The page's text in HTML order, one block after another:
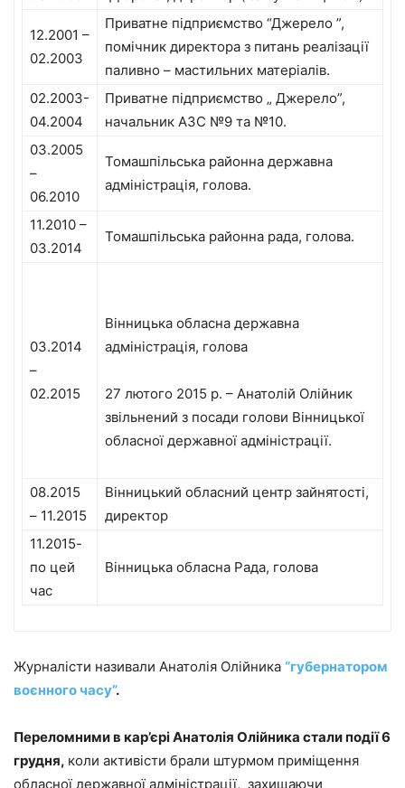
12.2001 –
02.2003
Приватне підприємство “Джерело ”,
помічник директора з питань реалізації
паливно – мастильних матеріалів.
02.2003-
04.2004
Приватне підприємство „ Джерело”,
начальник АЗС №9 та №10.
03.2005
–
06.2010
Томашпільська районна державна
адміністрація, голова.
11.2010 –
03.2014
Томашпільська районна рада, голова.
03.2014
–
02.2015
Вінницька обласна державна
адміністрація, голова
27 лютого 2015 р. – Анатолій Олійник
звільнений з посади голови Вінницької
обласної державної адміністрації.
08.2015
– 11.2015
Вінницький обласний центр зайнятості,
директор
11.2015-
по цей
час
Вінницька обласна Рада, голова
Журналісти називали Анатолія Олійника “губернатором
воєнного часу”.
Переломними в кар’єрі Анатолія Олійника стали події 6
грудня, коли активісти брали штурмом приміщення
обласної державної адміністрації, захищаючи